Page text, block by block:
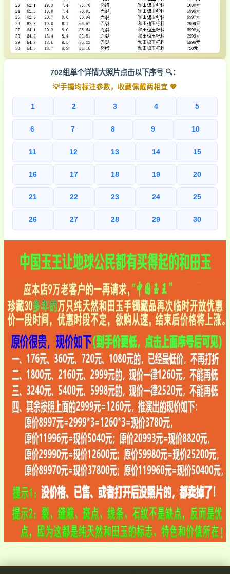
702组单个详情大照片点击以下序号 🔍：
💡手镯均标注参数，收藏佩戴两相宜 💖
1 2 3 4 5
6 7 8 9 10
11 12 13 14 15
16 17 18 19 20
21 22 23 24 25
26 27 28 29 30